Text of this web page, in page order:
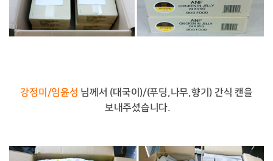
강정미/임윤성 님께서 (대국이)/(푸딩,나무,향기) 간식 캔을
보내주셨습니다.